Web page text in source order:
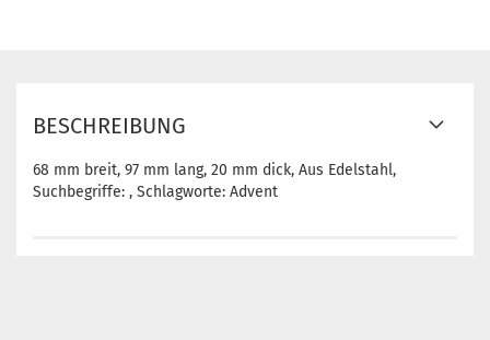
BESCHREIBUNG
68 mm breit, 97 mm lang, 20 mm dick, Aus Edelstahl,
Suchbegriffe: , Schlagworte: Advent